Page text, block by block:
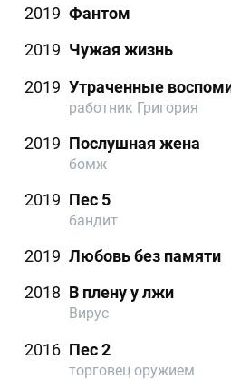
2019 Фантом
2019 Чужая жизнь
2019 Утраченные
работник Григория
2019 Послушная жена
бомж
2019 Пес 5
бандит
2019 Любовь без памяти
2018 В плену у лжи
Вирус
2016 Пес 2
торговец оружием